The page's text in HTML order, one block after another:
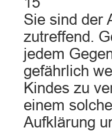
Sie sind der
zutreffend.
jedem
gefährlich
Kindes zu
einem
Aufklärung